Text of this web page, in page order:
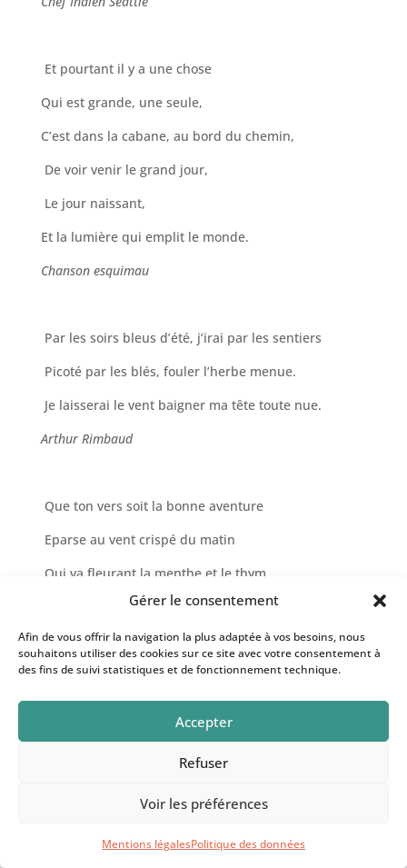
Gérer le consentement
Afin de vous offrir la navigation la plus adaptée à vos besoins, nous
souhaitons utiliser des cookies sur ce site avec votre consentement à
des fins de suivi statistiques et de fonctionnement technique.
Accepter
Refuser
Voir les préférences
Mentions légalesPolitique des données
Et pourtant il y a une chose
Qui est grande, une seule,
C’est dans la cabane, au bord du chemin,
De voir venir le grand jour,
Le jour naissant,
Et la lumière qui emplit le monde.
Chanson esquimau
Par les soirs bleus d’été, j’irai par les sentiers
Picoté par les blés, fouler l’herbe menue.
Je laisserai le vent baigner ma tête toute nue.
Arthur Rimbaud
Que ton vers soit la bonne aventure
Eparse au vent crispé du matin
Qui va fleurant la menthe et le thym
Et tout le reste est littérature.
Paul Verlaine
Ballade sur la lande Appuyé sur le coude
Otsugi
L’olivier, le cyprès crépitent dans l’azur
Le matin est un bonheur.